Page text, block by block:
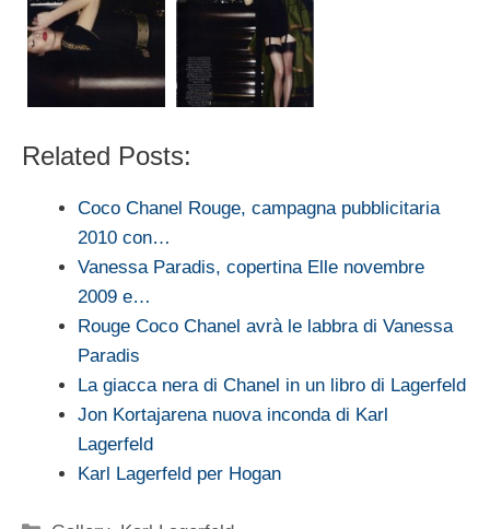
Related Posts:
Coco Chanel Rouge, campagna pubblicitaria
2010 con…
Vanessa Paradis, copertina Elle novembre
2009 e…
Rouge Coco Chanel avrà le labbra di Vanessa
Paradis
La giacca nera di Chanel in un libro di Lagerfeld
Jon Kortajarena nuova inconda di Karl
Lagerfeld
Karl Lagerfeld per Hogan